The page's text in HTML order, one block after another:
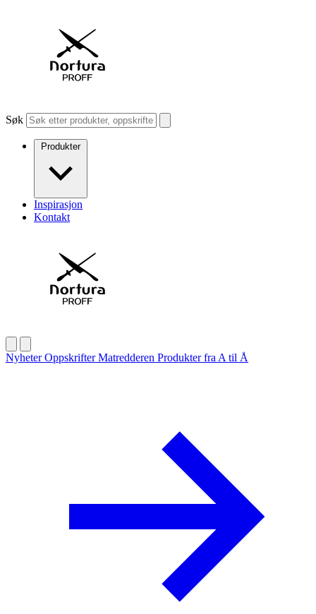
Søk
Produkter
Inspirasjon
Kontakt
NyheterOppskrifterMatredderen Produkter fra A til Å